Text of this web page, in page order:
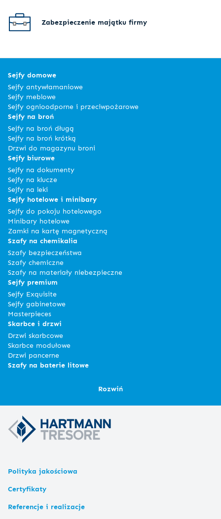
Zabezpieczenie majątku firmy
Sejfy domowe
Sejfy antywłamaniowe
Sejfy meblowe
Sejfy ognioodporne i przeciwpożarowe
Sejfy na broń
Sejfy na broń długą
Sejfy na broń krótką
Drzwi do magazynu broni
Sejfy biurowe
Sejfy na dokumenty
Sejfy na klucze
Sejfy na leki
Sejfy hotelowe i minibary
Sejfy do pokoju hotelowego
Minibary hotelowe
Zamki na kartę magnetyczną
Szafy na chemikalia
Szafy bezpieczeństwa
Szafy chemiczne
Szafy na materiały niebezpieczne
Sejfy premium
Sejfy Exquisite
Sejfy gabinetowe
Masterpieces
Skarbce i drzwi
Drzwi skarbcowe
Skarbce modułowe
Drzwi pancerne
Szafy na baterie litowe
Rozwiń
Polityka jakościowa
Certyfikaty
Referencje i realizacje